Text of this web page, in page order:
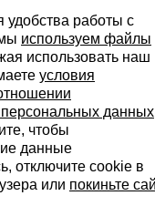
публичной
информации
обработку
рассылки
- Fokas
работы с
используем файлы
использовать наш
условия
данных
чтобы
данные
отключите cookie в
или покиньте